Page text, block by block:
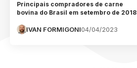
Principais compradores de carne
bovina do Brasil em setembro de 2018
IVAN FORMIGONI04/04/2023